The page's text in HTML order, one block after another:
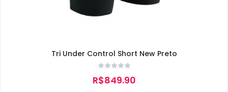
Tri Under Control Short New Preto
R$849.90